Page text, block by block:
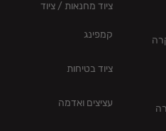
ציוד מחנאות / ציוד
קמפינג
ציוד בטיחות
עציצים ואדמה